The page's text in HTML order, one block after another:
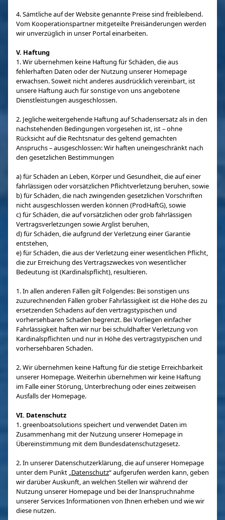
4. Sämtliche auf der Website genannte Preise sind freibleibend.
Vom Kooperationspartner mitgeteilte Preisänderungen werden
wir unverzüglich in unser Portal einarbeiten.
V. Haftung
1. Wir übernehmen keine Haftung für Schäden, die aus
fehlerhaften Daten oder der Nutzung unserer Homepage
erwachsen. Soweit nicht anderes ausdrücklich vereinbart, ist
unsere Haftung auch für sonstige von uns angebotene
Dienstleistungen ausgeschlossen.
2. Jegliche weitergehende Haftung auf Schadensersatz als in den
nachstehenden Bedingungen vorgesehen ist, ist – ohne
Rücksicht auf die Rechtsnatur des geltend gemachten
Anspruchs – ausgeschlossen: Wir haften uneingeschränkt nach
den gesetzlichen Bestimmungen
a) für Schäden an Leben, Körper und Gesundheit, die auf einer
fahrlässigen oder vorsätzlichen Pflichtverletzung beruhen, sowie
b) für Schäden, die nach zwingenden gesetzlichen Vorschriften
nicht ausgeschlossen werden können (ProdHaftG), sowie
c) für Schäden, die auf vorsätzlichen oder grob fahrlässigen
Vertragsverletzungen sowie Arglist beruhen,
d) für Schäden, die aufgrund der Verletzung einer Garantie
entstehen,
e) für Schäden, die aus der Verletzung einer wesentlichen Pflicht,
die zur Erreichung des Vertragszweckes von wesentlicher
Bedeutung ist (Kardinalspflicht), resultieren.
1. In allen anderen Fällen gilt Folgendes: Bei sonstigen uns
zuzurechnenden Fällen grober Fahrlässigkeit ist die Höhe des zu
ersetzenden Schadens auf den vertragstypischen und
vorhersehbaren Schaden begrenzt. Bei Vorliegen einfacher
Fahrlässigkeit haften wir nur bei schuldhafter Verletzung von
Kardinalspflichten und nur in Höhe des vertragstypischen und
vorhersehbaren Schaden.
2. Wir übernehmen keine Haftung für die stetige Erreichbarkeit
unserer Homepage. Weiterhin übernehmen wir keine Haftung
im Falle einer Störung, Unterbrechung oder eines zeitweisen
Ausfalls der Homepage.
VI. Datenschutz
1. greenboatsolutions speichert und verwendet Daten im
Zusammenhang mit der Nutzung unserer Homepage in
Übereinstimmung mit dem Bundesdatenschutzgesetz.
2. In unserer Datenschutzerklärung, die auf unserer Homepage
unter dem Punkt „Datenschutz“ aufgerufen werden kann, geben
wir darüber Auskunft, an welchen Stellen wir während der
Nutzung unserer Homepage und bei der Inanspruchnahme
unserer Services Informationen von Ihnen erheben und wie wir
diese nutzen.